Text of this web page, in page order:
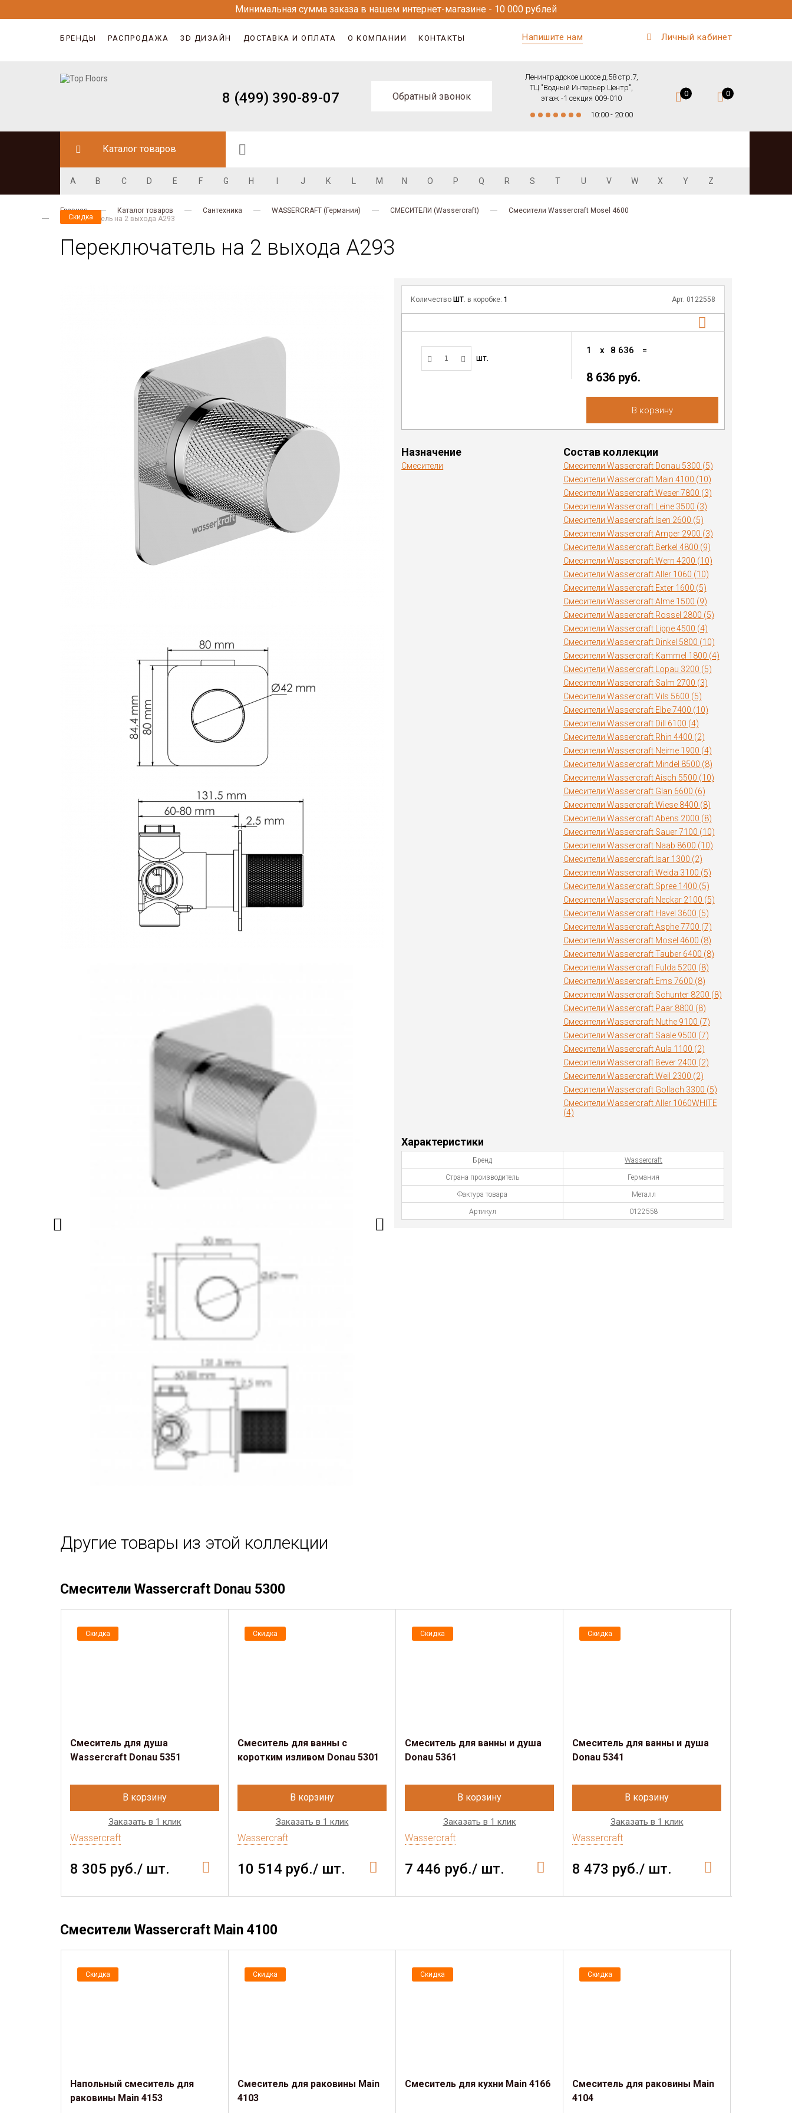
Минимальная сумма заказа в нашем интернет-магазине - 10 000 рублей
БРЕНДЫ РАСПРОДАЖА 3D ДИЗАЙН ДОСТАВКА И ОПЛАТА О КОМПАНИИ КОНТАКТЫ Напишите нам Личный кабинет
8 (499) 390-89-07 Обратный звонок
Ленинградское шоссе д.58 стр.7,
ТЦ "Водный Интерьер Центр",
этаж -1 секция 009-010
10:00 - 20:00
0 0
Каталог товаров
A B C D E F G H J K M N O P Q R S T U V W X Y Z
Главная Каталог товаров Сантехника WASSERCRAFT (Германия) СМЕСИТЕЛИ (Wassercraft)
Смесители Wassercraft Mosel 4600
Переключатель на 2 выхода A293
Переключатель на 2 выхода A293
Скидка
Скидка
Количество ШТ. в коробке:1 Арт. 0122558
шт.
1 x 8 636 =
8 636 руб.
В корзину
Назначение
Смесители
Состав коллекции
Смесители Wassercraft Donau 5300 (5)
Смесители Wassercraft Main 4100 (10)
Смесители Wassercraft Weser 7800 (3)
Смесители Wassercraft Leine 3500 (3)
Смесители Wassercraft Isen 2600 (5)
Смесители Wassercraft Amper 2900 (3)
Смесители Wassercraft Berkel 4800 (9)
Смесители Wassercraft Wern 4200 (10)
Смесители Wassercraft Aller 1060 (10)
Смесители Wassercraft Exter 1600 (5)
Смесители Wassercraft Alme 1500 (9)
Смесители Wassercraft Rossel 2800 (5)
Смесители Wassercraft Lippe 4500 (4)
Смесители Wassercraft Dinkel 5800 (10)
Смесители Wassercraft Kammel 1800 (4)
Смесители Wassercraft Lopau 3200 (5)
Смесители Wassercraft Salm 2700 (3)
Смесители Wassercraft Vils 5600 (5)
Смесители Wassercraft Elbe 7400 (10)
Смесители Wassercraft Dill 6100 (4)
Смесители Wassercraft Rhin 4400 (2)
Смесители Wassercraft Neime 1900 (4)
Смесители Wassercraft Mindel 8500 (8)
Смесители Wassercraft Aisch 5500 (10)
Смесители Wassercraft Glan 6600 (6)
Смесители Wassercraft Wiese 8400 (8)
Смесители Wassercraft Abens 2000 (8)
Смесители Wassercraft Sauer 7100 (10)
Смесители Wassercraft Naab 8600 (10)
Смесители Wassercraft Isar 1300 (2)
Смесители Wassercraft Weida 3100 (5)
Смесители Wassercraft Spree 1400 (5)
Смесители Wassercraft Neckar 2100 (5)
Смесители Wassercraft Havel 3600 (5)
Смесители Wassercraft Asphe 7700 (7)
Смесители Wassercraft Mosel 4600 (8)
Смесители Wassercraft Tauber 6400 (8)
Смесители Wassercraft Fulda 5200 (8)
Смесители Wassercraft Ems 7600 (8)
Смесители Wassercraft Schunter 8200 (8)
Смесители Wassercraft Paar 8800 (8)
Смесители Wassercraft Nuthe 9100 (7)
Смесители Wassercraft Saale 9500 (7)
Смесители Wassercraft Aula 1100 (2)
Смесители Wassercraft Bever 2400 (2)
Смесители Wassercraft Weil 2300 (2)
Смесители Wassercraft Gollach 3300 (5)
Смесители Wassercraft Aller 1060WHITE
(4)
Характеристики
Бренд Wassercraft
Страна производитель Германия
Фактура товара Металл
Артикул 0122558
Другие товары из этой коллекции
Смесители Wassercraft Donau 5300
Скидка
Смеситель для душа
Wassercraft Donau 5351
В корзину
Заказать в 1 клик
Wassercraft
8 305 руб./ шт.
Скидка
Смеситель для ванны с
коротким изливом Donau 5301
В корзину
Заказать в 1 клик
Wassercraft
10 514 руб./ шт.
Скидка
Смеситель для ванны и душа
Donau 5361
В корзину
Заказать в 1 клик
Wassercraft
7 446 руб./ шт.
Скидка
Смеситель для ванны и душа
Donau 5341
В корзину
Заказать в 1 клик
Wassercraft
8 473 руб./ шт.
Смесители Wassercraft Main 4100
Скидка
Напольный смеситель для
раковины Main 4153
Скидка
Смеситель для раковины Main
4103
Скидка
Смеситель для кухни Main 4166
Скидка
Смеситель для раковины Main
4104